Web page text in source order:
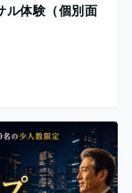
ル体験（個別面